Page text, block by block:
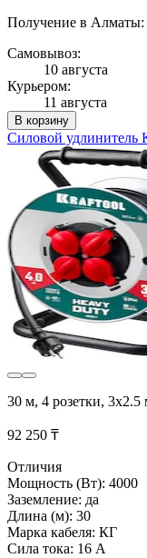
Получение в Алматы:
Самовывоз:
10 августа
Курьером:
11 августа
В корзину
Силовой удлинитель
30 м, 4 розетки, 3х2.5
92 250 ₸
Отличия
Мощность (Вт): 4000
Заземление: да
Длина (м): 30
Марка кабеля: КГ
Сила тока: 16 А